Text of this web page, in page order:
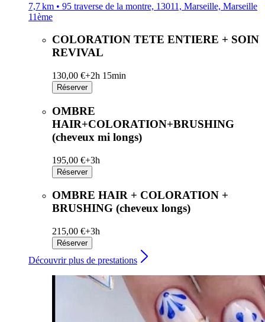
7,7 km • 95 traverse de la montre, 13011, Marseille, Marseille
11ème
COLORATION TETE ENTIERE + SOIN
REVIVAL
130,00 €+2h 15min
Réserver
OMBRE
HAIR+COLORATION+BRUSHING
(cheveux mi longs)
195,00 €+3h
Réserver
OMBRE HAIR + COLORATION +
BRUSHING (cheveux longs)
215,00 €+3h
Réserver
Découvrir plus de prestations